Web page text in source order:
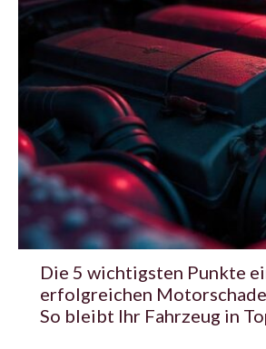
Die 5 wichtigsten Punkte
erfolgreichen
So bleibt Ihr Fahrzeug in